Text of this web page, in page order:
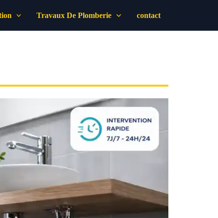
Travaux De Plomberie contact